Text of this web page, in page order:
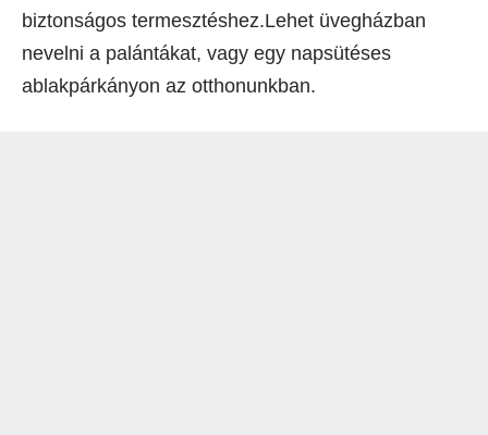
biztonságos termesztéshez.Lehet üvegházban
nevelni a palántákat, vagy egy napsütéses
ablakpárkányon az otthonunkban.